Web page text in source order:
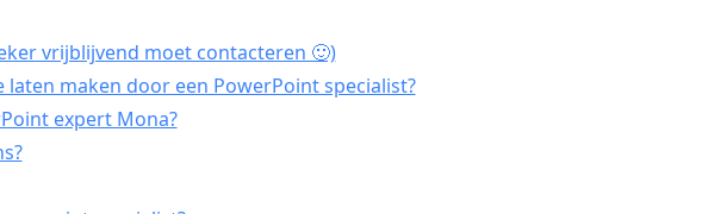
vrijblijvend moet contacteren 🙂)
maken door een PowerPoint specialist?
expert Mona?